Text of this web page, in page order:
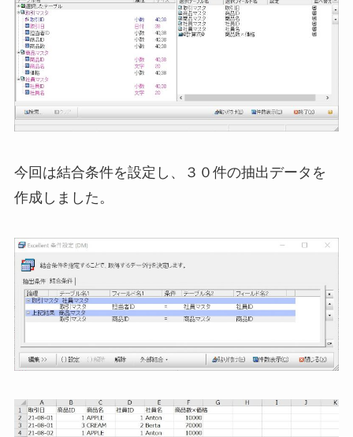
今回は結合条件を設定し、３０件の抽出データを
作成しました。